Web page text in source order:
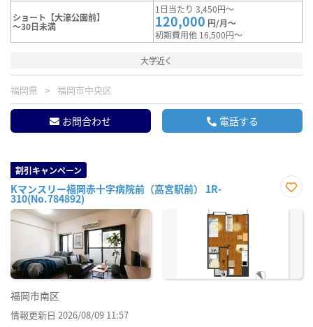
ショート【大濠公園前】
～30日未満
1日当たり 3,450円～
120,000 円/月～
初期費用他 16,500円～
大学近く
福岡県 福岡市中央区
お問合わせ 電話する
割引キャンペーン
Kマンスリー福岡赤十字病院前（高宮駅前） 1R-
310(No.784892)
に入
福岡市南区
情報更新日 2026/08/09 11:57